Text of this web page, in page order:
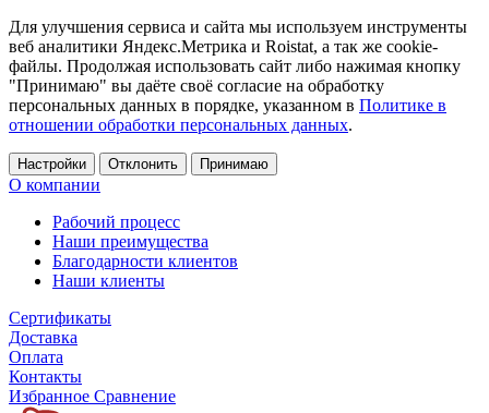
Для улучшения сервиса и сайта мы используем инструменты
веб аналитики Яндекс.Метрика и Roistat, а так же cookie-
файлы. Продолжая использовать сайт либо нажимая кнопку
"Принимаю" вы даёте своё согласие на обработку
персональных данных в порядке, указанном в Политике в
отношении обработки персональных данных.
Настройки Отклонить Принимаю
О компании
Рабочий процесс
Наши преимущества
Благодарности клиентов
Наши клиенты
Сертификаты
Доставка
Оплата
Контакты
Избранное Сравнение